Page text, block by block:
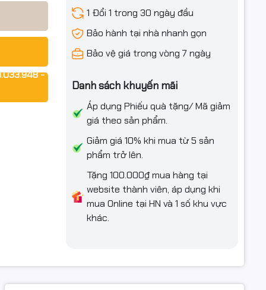
-
1 Đổi 1 trong 30 ngày đầu
Bảo hành tại nhà nhanh gọn
Bảo vệ giá trong vòng 7 ngày
Danh sách khuyến mãi
Áp dụng Phiếu quà tặng/ Mã giảm
giá theo sản phẩm.
Giảm giá 10% khi mua từ 5 sản
phẩm trở lên.
Tặng 100.000₫ mua hàng tại
website thành viên, áp dụng khi
mua Online tại HN và 1 số khu vực
khác.
điện
dây